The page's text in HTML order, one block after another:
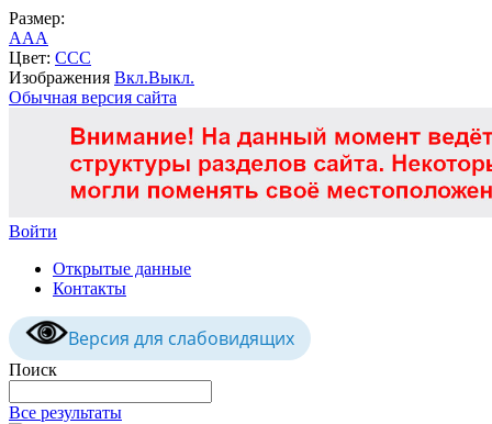
Размер:
AAA
Цвет: CCC
Изображения Вкл.Выкл.
Обычная версия сайта
Войти
Открытые данные
Контакты
Версия для слабовидящих
Поиск
Все результаты